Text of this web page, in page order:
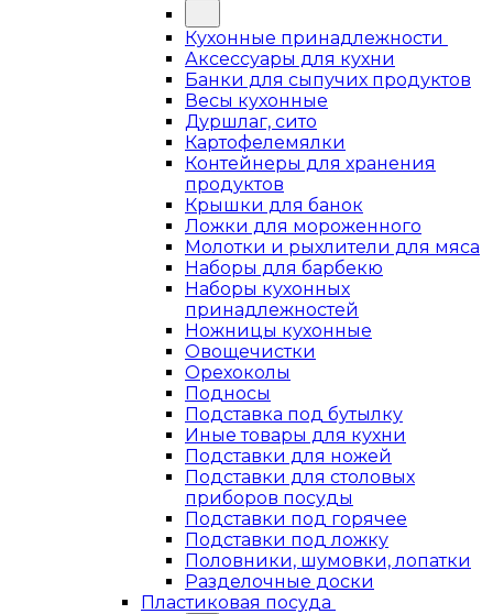
Кухонные принадлежности
Аксессуары для кухни
Банки для сыпучих продуктов
Весы кухонные
Дуршлаг, сито
Картофелемялки
Контейнеры для хранения
продуктов
Крышки для банок
Ложки для мороженного
Молотки и рыхлители для мяса
Наборы для барбекю
Наборы кухонных
принадлежностей
Ножницы кухонные
Овощечистки
Орехоколы
Подносы
Подставка под бутылку
Иные товары для кухни
Подставки для ножей
Подставки для столовых
приборов посуды
Подставки под горячее
Подставки под ложку
Половники, шумовки, лопатки
Разделочные доски
Пластиковая посуда